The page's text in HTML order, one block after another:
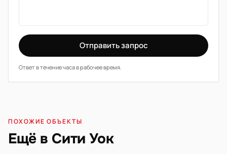
Отправить запрос
Ответ в течение часа в рабочее время.
ПОХОЖИЕ ОБЪЕКТЫ
Ещё в Сити Уок